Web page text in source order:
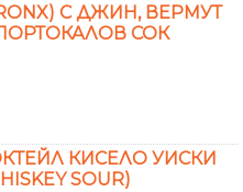
С ДЖИН, ВЕРМУТ
СОК
КИСЕЛО УИСКИ
SOUR)